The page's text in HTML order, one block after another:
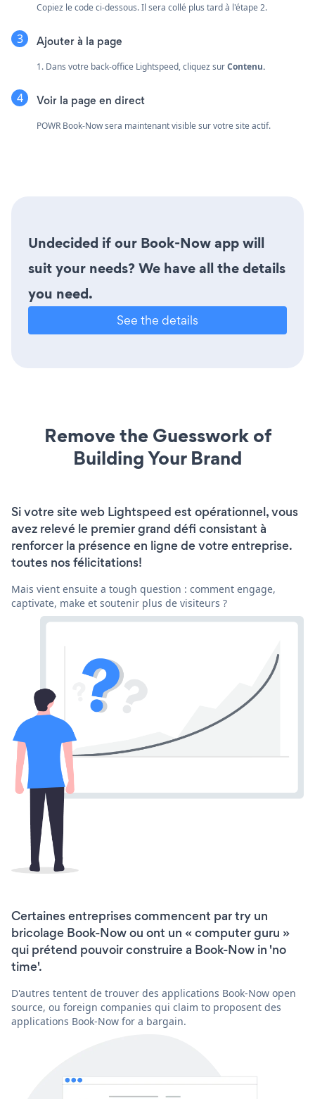
Copiez le code ci-dessous. Il sera collé plus tard à l'étape 2.
Ajouter à la page
1. Dans votre back-office Lightspeed, cliquez surContenu.
Voir la page en direct
POWR Book-Now sera maintenant visible sur votre site actif.
Undecided if our Book-Now app will
suit your needs? We have all the details
you need.
See the details
Remove the Guesswork of
Building Your Brand
Si votre site web Lightspeed est opérationnel, vous
avez relevé le premier grand défi consistant à
renforcer la présence en ligne de votre entreprise.
toutes nos félicitations!
Mais vient ensuite a tough question : comment engage,
captivate, make et soutenir plus de visiteurs ?
Certaines entreprises commencent par try un
bricolage Book-Now ou ont un « computer guru »
qui prétend pouvoir construire a Book-Now in 'no
time'.
D'autres tentent de trouver des applications Book-Now open
source, ou foreign companies qui claim to proposent des
applications Book-Now for a bargain.